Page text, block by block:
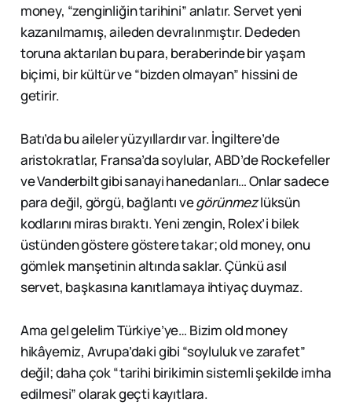
money, “zenginliğin tarihini” anlatır. Servet yeni
kazanılmamış, aileden devralınmıştır. Dededen
toruna aktarılan bu para, beraberinde bir yaşam
biçimi, bir kültür ve “bizden olmayan” hissini de
getirir.
Batı’da bu aileler yüzyıllardır var. İngiltere’de
aristokratlar, Fransa’da soylular, ABD’de Rockefeller
ve Vanderbilt gibi sanayi hanedanları… Onlar sadece
para değil, görgü, bağlantı vegörünmezlüksün
kodlarını miras bıraktı. Yeni zengin, Rolex’i bilek
üstünden göstere göstere takar; old money, onu
gömlek manşetinin altında saklar. Çünkü asıl
servet, başkasına kanıtlamaya ihtiyaç duymaz.
Ama gel gelelim Türkiye’ye… Bizim old money
hikâyemiz, Avrupa’daki gibi “soyluluk ve zarafet”
değil; daha çok “tarihi birikimin sistemli şekilde imha
edilmesi” olarak geçti kayıtlara.